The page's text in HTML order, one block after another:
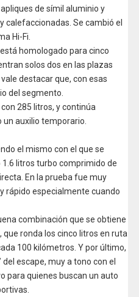
de símil aluminio y
calefaccionadas. Se cambió el
Hi-Fi.
homologado para cinco
solos dos en las plazas
destacar que, con esas
del segmento.
285 litros, y continúa
auxilio temporario.
el mismo con el que se
litros turbo comprimido de
En la prueba fue muy
rápido especialmente cuando
combinación que se obtiene
ronda los cinco litros en ruta
100 kilómetros. Y por último,
escape, muy a tono con el
para quienes buscan un auto